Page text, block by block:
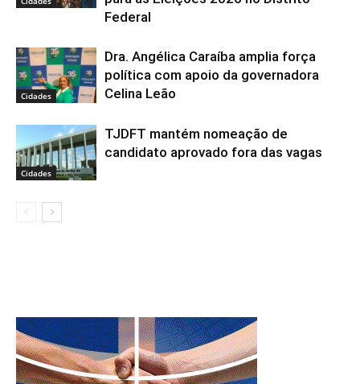
Federal
Cidades
Dra. Angélica Caraíba amplia força
política com apoio da governadora
Celina Leão
Cidades
TJDFT mantém nomeação de
candidato aprovado fora das vagas